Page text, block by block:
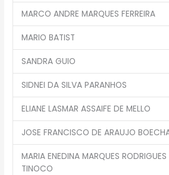
MARCO ANDRE MARQUES FERREIRA
MARIO BATIST
SANDRA GUIO
SIDNEI DA SILVA PARANHOS
ELIANE LASMAR ASSAIFE DE MELLO
JOSE FRANCISCO DE ARAUJO
MARIA ENEDINA MARQUES RODRIGUES
TINOCO